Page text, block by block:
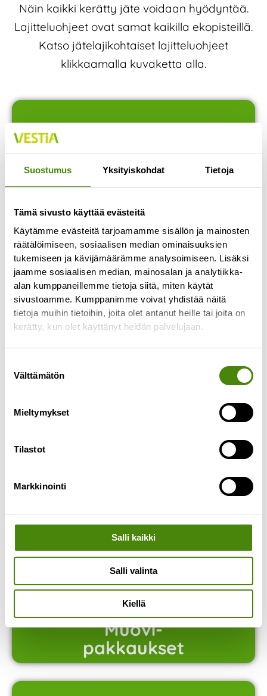
Suostumus Yksityiskohdat Tietoja
Tämä sivusto käyttää evästeitä
Käytämme evästeitä tarjoamamme sisällön ja mainosten
räätälöimiseen, sosiaalisen median ominaisuuksien
tukemiseen ja kävijämäärämme analysoimiseen. Lisäksi
jaamme sosiaalisen median, mainosalan ja analytiikka-
alan kumppaneillemme tietoja siitä, miten käytät
sivustoamme. Kumppanimme voivat yhdistää näitä
tietoja muihin tietoihin, joita olet antanut heille tai joita on
kerätty, kun olet käyttänyt heidän palvelujaan.
valinta
Välttämätön
Mieltymykset
Tilastot
Markkinointi
Salli kaikki
Salli valinta
Kiellä
Näin kaikki kerätty jäte voidaan hyödyntää.
Lajitteluohjeet ovat samat kaikilla ekopisteillä.
Katso jätelajikohtaiset lajitteluohjeet
klikkaamalla kuvaketta alla.
Kartonki
Muovi-
pakkaukset